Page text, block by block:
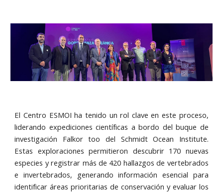
El Centro ESMOI ha tenido un rol clave en este proceso,
liderando expediciones científicas a bordo del buque de
investigación Falkor too del Schmidt Ocean Institute.
Estas exploraciones permitieron descubrir 170 nuevas
especies y registrar más de 420 hallazgos de vertebrados
e invertebrados, generando información esencial para
identificar áreas prioritarias de conservación y evaluar los